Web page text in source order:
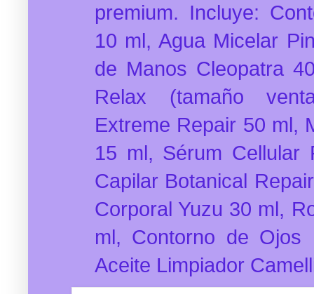
premium. Incluye:
10 ml, Agua Micelar
de Manos Cleopatra
Relax (tamaño
Extreme Repair 50 ml,
15 ml, Sérum Cellular
Capilar Botanical
Corporal Yuzu 30 ml,
ml, Contorno de Ojos
Aceite Limpiador